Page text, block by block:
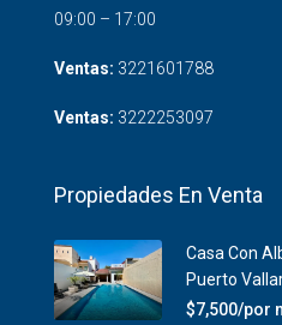
09:00 – 17:00
Ventas: 3221601788
Ventas: 3222253097
Propiedades En Venta
Casa Con
Puerto
$7,500/por